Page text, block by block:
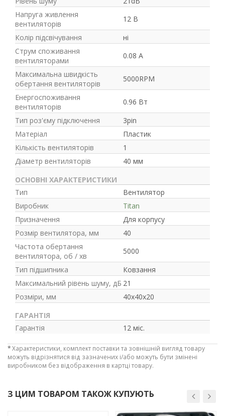
Напруга живлення
вентиляторів
12 В
Колір підсвічування
ні
Струм споживання
вентиляторами
0.08 А
Максимальна швидкість
обертання вентиляторів
5000RPM
Енергоспоживання
вентиляторів
0.96 Вт
Тип роз'єму підключення
3pin
Матеріал
Пластик
Кількість вентиляторів
1
Діаметр вентиляторів
40 мм
ОСНОВНІ ХАРАКТЕРИСТИКИ
Тип
Вентилятор
Виробник
Titan
Призначення
Для корпусу
Розмір вентилятора, мм
40
Частота обертання
вентилятора, об / хв
5000
Тип підшипника
Ковзання
Максимальний рівень шуму, дБ 21
Розміри, мм
40x40x20
ГАРАНТІЯ
Гарантія
12 міс.
*Характеристики, комплект поставки та зовнішній вигляд товару
можуть відрізнятися від зазначених і/або можуть бути змінені
виробником без відображення в картці товару.
З ЦИМ ТОВАРОМ ТАКОЖ КУПУЮТЬ